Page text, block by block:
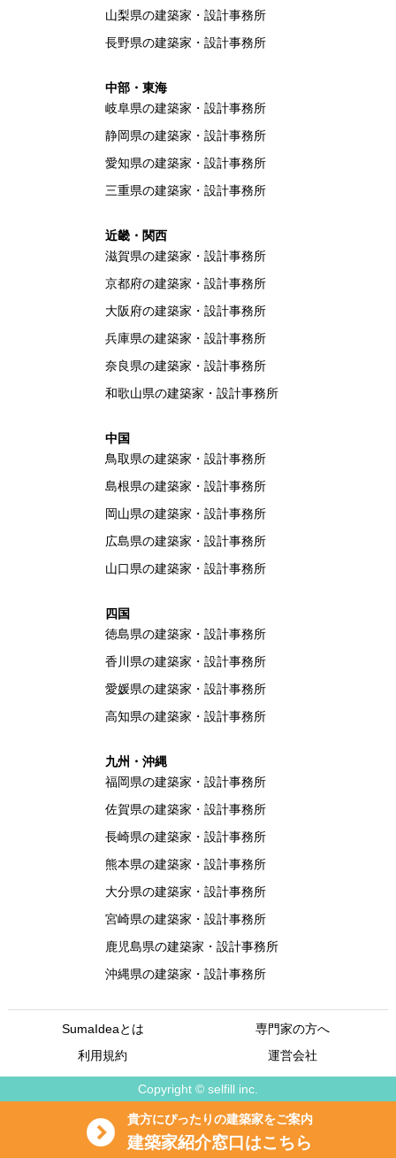
山梨県の建築家・設計事務所
長野県の建築家・設計事務所
中部・東海
岐阜県の建築家・設計事務所
静岡県の建築家・設計事務所
愛知県の建築家・設計事務所
三重県の建築家・設計事務所
近畿・関西
滋賀県の建築家・設計事務所
京都府の建築家・設計事務所
大阪府の建築家・設計事務所
兵庫県の建築家・設計事務所
奈良県の建築家・設計事務所
和歌山県の建築家・設計事務所
中国
鳥取県の建築家・設計事務所
島根県の建築家・設計事務所
岡山県の建築家・設計事務所
広島県の建築家・設計事務所
山口県の建築家・設計事務所
四国
徳島県の建築家・設計事務所
香川県の建築家・設計事務所
愛媛県の建築家・設計事務所
高知県の建築家・設計事務所
九州・沖縄
福岡県の建築家・設計事務所
佐賀県の建築家・設計事務所
長崎県の建築家・設計事務所
熊本県の建築家・設計事務所
大分県の建築家・設計事務所
宮崎県の建築家・設計事務所
鹿児島県の建築家・設計事務所
沖縄県の建築家・設計事務所
SumaIdeaとは
専門家の方へ
利用規約
運営会社
Copyright © selfill inc.
貴方にぴったりの建築家をご案内
建築家紹介窓口はこちら